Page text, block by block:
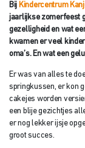
Bij Kindercentrum
jaarlijkse zomerfeest
gezelligheid en wat
kwamen er veel
oma’s. En wat een
Er was van alles te
springkussen, er kon
cakejes worden
een blije gezichtjes
er nog lekker ijsje
groot succes.